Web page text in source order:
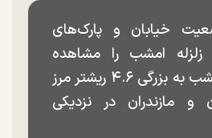
خیابان و پارک‌های
امشب را مشاهده
می‌کنید. زلزله امشب به بزرگی ۴.۶ ریشتر مرز
و مازندران در نزدیکی